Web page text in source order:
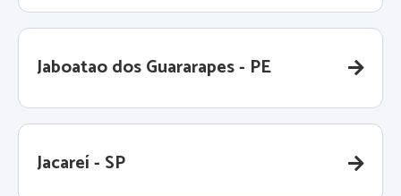
Jaboatao dos Guararapes - PE
Jacareí - SP